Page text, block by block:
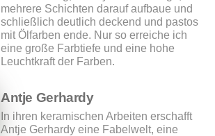
mehrere Schichten darauf aufbaue und
schließlich deutlich deckend und pastos
mit Ölfarben ende. Nur so erreiche ich
eine große Farbtiefe und eine hohe
Leuchtkraft der Farben.
Antje Gerhardy
In ihren keramischen Arbeiten erschafft
Antje Gerhardy eine Fabelwelt, eine